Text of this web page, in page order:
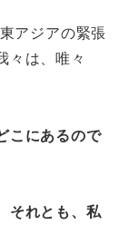
アジアの緊張
々は、唯々
こにあるので
れとも、私